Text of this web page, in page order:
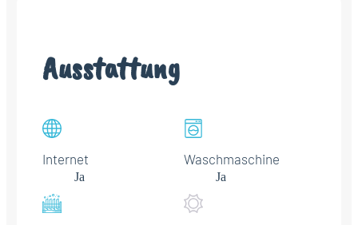
Ausstattung
Internet
Ja
Waschmaschine
Ja